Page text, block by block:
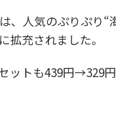
、人気のぷりぷり
拡充されました。
ットも439円→329